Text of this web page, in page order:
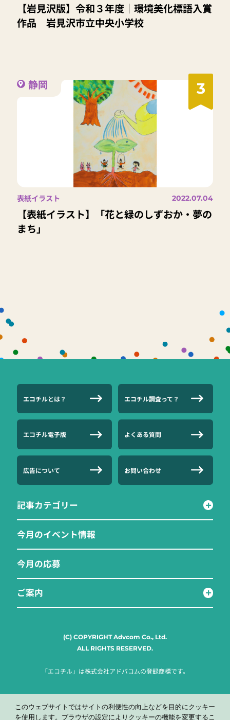
【岩見沢版】令和３年度｜環境美化標語入賞
作品 岩見沢市立中央小学校
3
静岡
表紙イラスト 2022.07.04
【表紙イラスト】「花と緑のしずおか・夢の
まち」
エコチルとは？ エコチル調査って？
エコチル電子版 よくある質問
広告について お問い合わせ
記事カテゴリー
今月のイベント情報
今月の応募
ご案内
(C) COPYRIGHT Advcom Co., Ltd.
ALL RIGHTS RESERVED.
「エコチル」は株式会社アドバコムの登録商標です。
このウェブサイトではサイトの利便性の向上などを目的にクッキー
を使用します。ブラウザの設定によりクッキーの機能を変更するこ